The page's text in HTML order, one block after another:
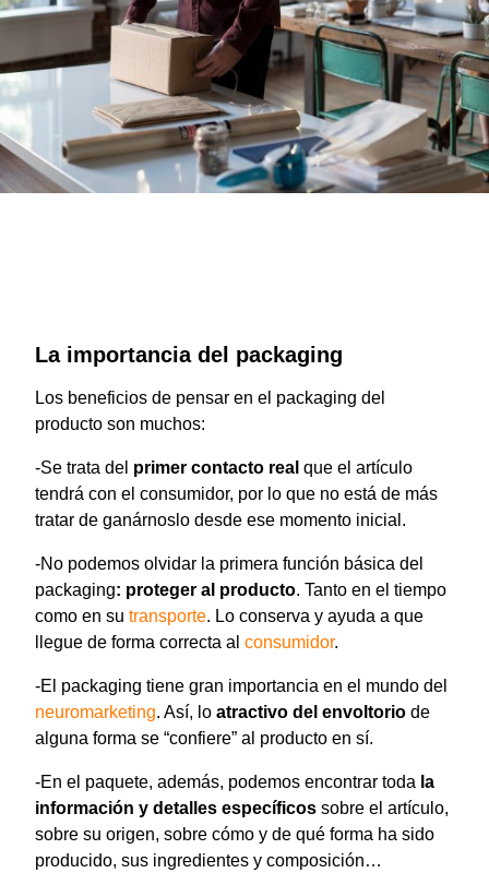
La importancia del packaging
Los beneficios de pensar en el packaging del
producto son muchos:
-Se trata del primer contacto real que el artículo
tendrá con el consumidor, por lo que no está de más
tratar de ganárnoslo desde ese momento inicial.
-No podemos olvidar la primera función básica del
packaging: proteger al producto. Tanto en el tiempo
como en su transporte. Lo conserva y ayuda a que
llegue de forma correcta al consumidor.
-El packaging tiene gran importancia en el mundo del
neuromarketing. Así, lo atractivo del envoltorio de
alguna forma se “confiere” al producto en sí.
-En el paquete, además, podemos encontrar toda la
información y detalles específicos sobre el artículo,
sobre su origen, sobre cómo y de qué forma ha sido
producido, sus ingredientes y composición…